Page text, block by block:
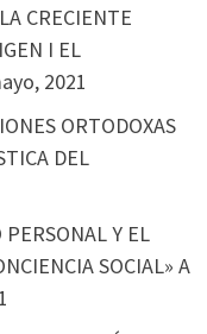
CRECIENTE
I EL
2021
ORTODOXAS
DEL
Y EL
SOCIAL» A